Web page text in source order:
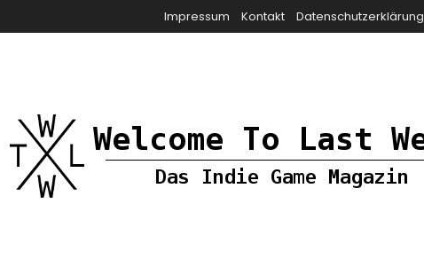
Impressum Kontakt Datenschutzerklärung